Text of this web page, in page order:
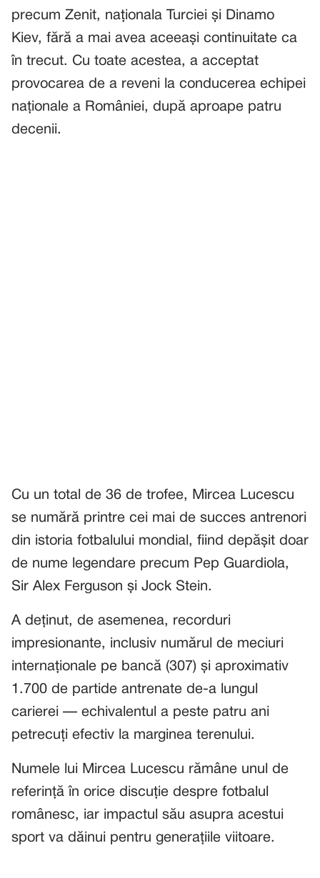
precum Zenit, naționala Turciei și Dinamo
Kiev, fără a mai avea aceeași continuitate ca
în trecut. Cu toate acestea, a acceptat
provocarea de a reveni la conducerea echipei
naționale a României, după aproape patru
decenii.
Cu un total de 36 de trofee, Mircea Lucescu
se numără printre cei mai de succes antrenori
din istoria fotbalului mondial, fiind depășit doar
de nume legendare precum Pep Guardiola,
Sir Alex Ferguson și Jock Stein.
A deținut, de asemenea, recorduri
impresionante, inclusiv numărul de meciuri
internaționale pe bancă (307) și aproximativ
1.700 de partide antrenate de-a lungul
carierei — echivalentul a peste patru ani
petrecuți efectiv la marginea terenului.
Numele lui Mircea Lucescu rămâne unul de
referință în orice discuție despre fotbalul
românesc, iar impactul său asupra acestui
sport va dăinui pentru generațiile viitoare.